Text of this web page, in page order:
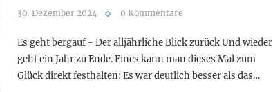
30. Dezember 2024 0 Kommentare
Es geht bergauf - Der alljährliche Blick zurück Und wieder
geht ein Jahr zu Ende. Eines kann man dieses Mal zum
Glück direkt festhalten: Es war deutlich besser als das…